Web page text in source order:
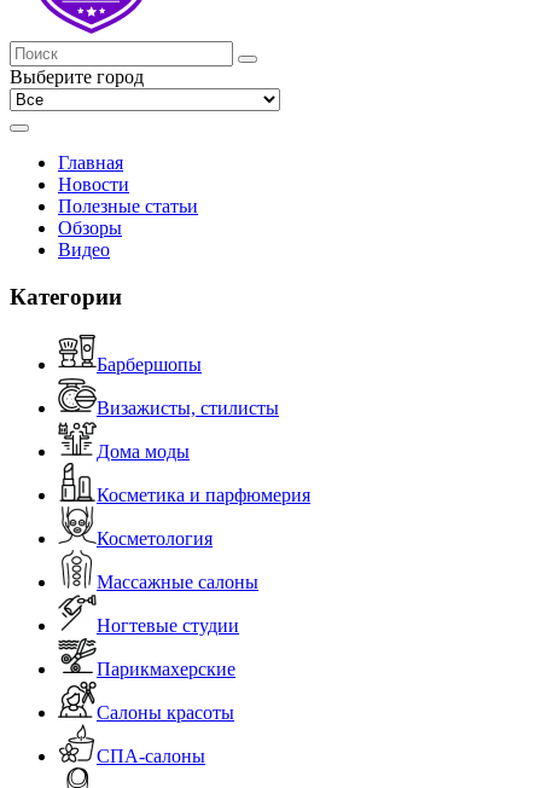
Выберите город
Главная
Новости
Полезные статьи
Обзоры
Видео
Категории
Барбершопы
Визажисты, стилисты
Дома моды
Косметика и парфюмерия
Косметология
Массажные салоны
Ногтевые студии
Парикмахерские
Салоны красоты
СПА-салоны